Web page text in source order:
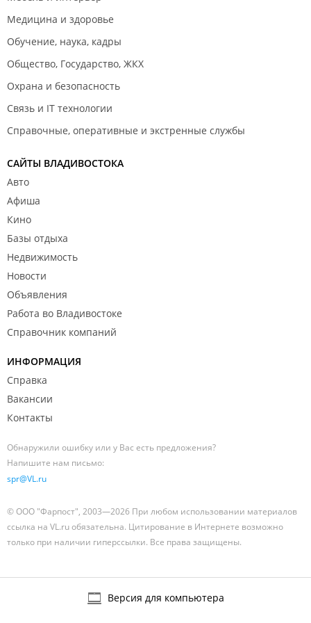
Медицина и здоровье
Обучение, наука, кадры
Общество, Государство, ЖКХ
Охрана и безопасность
Связь и IT технологии
Справочные, оперативные и экстренные службы
САЙТЫ ВЛАДИВОСТОКА
Авто
Афиша
Кино
Базы отдыха
Недвижимость
Новости
Объявления
Работа во Владивостоке
Справочник компаний
ИНФОРМАЦИЯ
Справка
Вакансии
Контакты
Обнаружили ошибку или у Вас есть предложения?
Напишите нам письмо:
spr@VL.ru
© ООО "Фарпост", 2003—2026 При любом использовании материалов
ссылка на VL.ru обязательна. Цитирование в Интернете возможно
только при наличии гиперссылки. Все права защищены.
Версия для компьютера